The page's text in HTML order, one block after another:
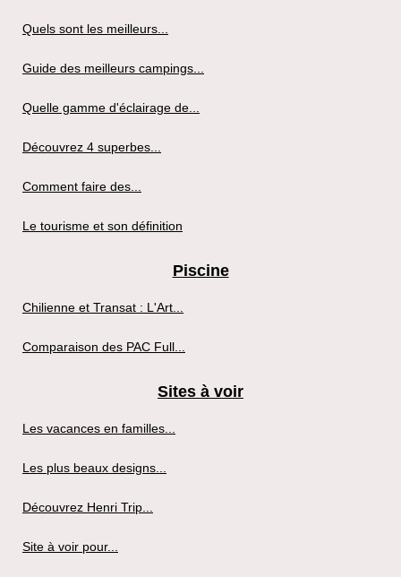
Quels sont les meilleurs...
Guide des meilleurs campings...
Quelle gamme d'éclairage de...
Découvrez 4 superbes...
Comment faire des...
Le tourisme et son définition
Piscine
Chilienne et Transat : L'Art...
Comparaison des PAC Full...
Sites à voir
Les vacances en familles...
Les plus beaux designs...
Découvrez Henri Trip...
Site à voir pour...